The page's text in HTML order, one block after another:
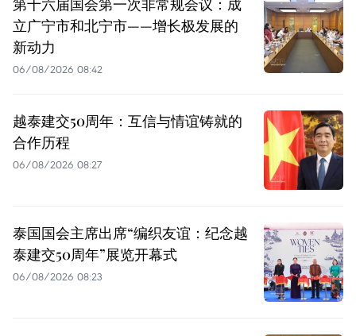
第十六届国会第一次非常规会议：成
立广宁市和北宁市——增长极发展的
新动力
06/08/2026 08:42
越泰建交50周年：互信与情谊铸就的
合作历程
06/08/2026 08:27
泰国国会主席出席“编织友谊：纪念越
泰建交50周年”展览开幕式
06/08/2026 08:23